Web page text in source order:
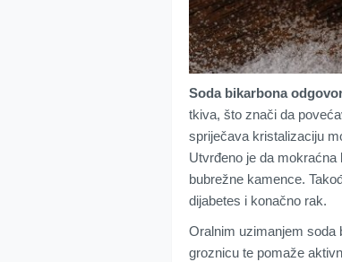
Soda bikarbona
tkiva, što znači da
spriječava kristalizaciju
Utvrđeno je da mokraćna
bubrežne kamence.
dijabetes i konačno rak.
Oralnim uzimanjem soda
groznicu te pomaže